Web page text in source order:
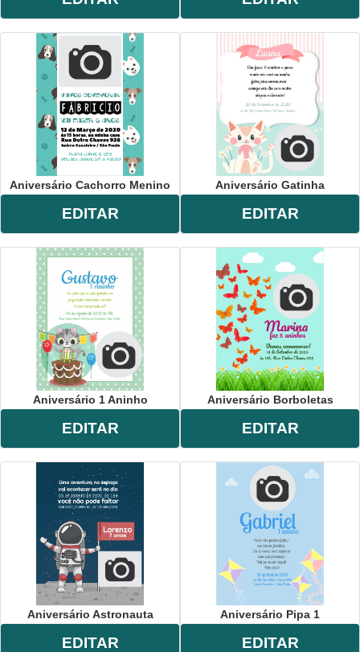
Aniversário Cachorro Menino
EDITAR
Aniversário Gatinha
EDITAR
Aniversário 1 Aninho
EDITAR
Aniversário Borboletas
EDITAR
Aniversário Astronauta
EDITAR
Aniversário Pipa 1
EDITAR